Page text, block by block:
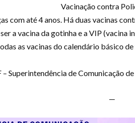
Vacinação contra
com até 4 anos. Há duas vacinas
a vacina da gotinha e a VIP
as vacinas do calendário básico
Superintendência de Comunicação
—